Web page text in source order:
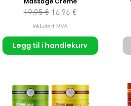
Vanlig pris
19,95 € Salgspris
16,96 €
Inkludert MVA
Legg til i handlekurv